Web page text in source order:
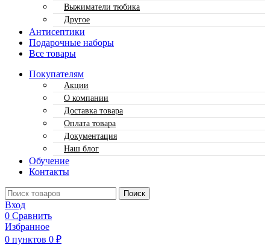
Выжиматели тюбика
Другое
Антисептики
Подарочные наборы
Все товары
Покупателям
Акции
О компании
Доставка товара
Оплата товара
Документация
Наш блог
Обучение
Контакты
Поиск
Вход
0 Сравнить
Избранное
0 пунктов 0 ₽